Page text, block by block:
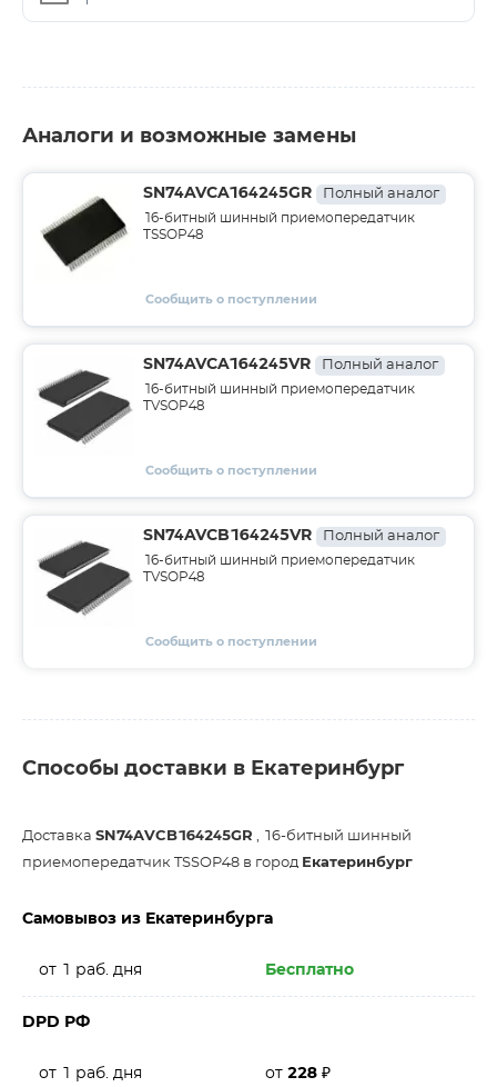
Аналоги и возможные замены
SN74AVCA164245GR Полный аналог
16-битный шинный приемопередатчик
TSSOP48
Сообщить о поступлении
SN74AVCA164245VR Полный аналог
16-битный шинный приемопередатчик
TVSOP48
Сообщить о поступлении
SN74AVCB164245VR Полный аналог
16-битный шинный приемопередатчик
TVSOP48
Сообщить о поступлении
Способы доставки в Екатеринбург
Доставка SN74AVCB164245GR , 16-битный шинный
приемопередатчик TSSOP48 в город Екатеринбург
Самовывоз из Екатеринбурга
от 1 раб. дня Бесплатно
DPD РФ
от 1 раб. дня от 228 ₽